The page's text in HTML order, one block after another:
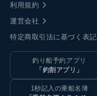
利用規約
運営会社
特定商取引法に基づく表記
釣り船予約アプリ
「釣割アプリ」
1秒記入の乗船名簿